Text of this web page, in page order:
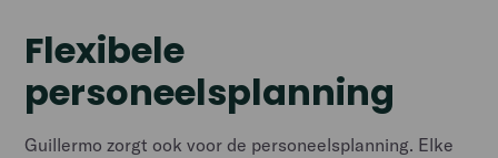
Flexibele
personeelsplanning
Guillermo zorgt ook voor de personeelsplanning. Elke